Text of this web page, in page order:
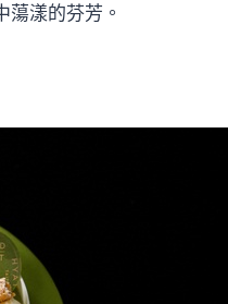
漾的芬芳。